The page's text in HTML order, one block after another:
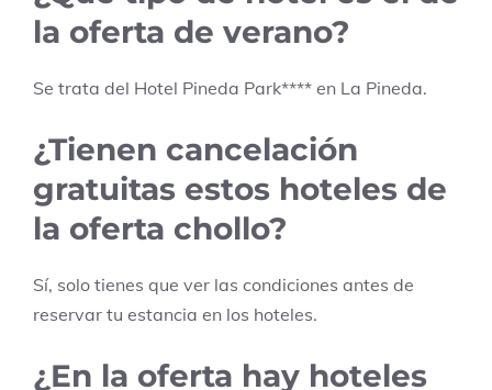
la oferta de verano?
Se trata del Hotel Pineda Park**** en La Pineda.
¿Tienen cancelación
gratuitas estos hoteles de
la oferta chollo?
Sí, solo tienes que ver las condiciones antes de
reservar tu estancia en los hoteles.
¿En la oferta hay hoteles